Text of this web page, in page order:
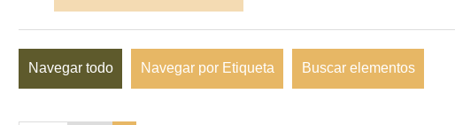
Navegar todo Navegar por Etiqueta Buscar elementos